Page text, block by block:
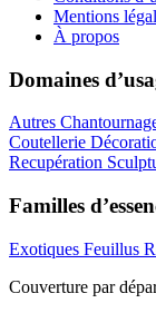
Mentions
À propos
Domaines
Autres
Coutellerie
Recupération
Familles
Exotiques Feuillus
Couverture par